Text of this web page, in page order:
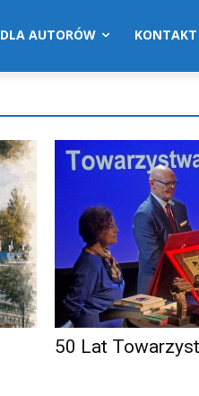
DLA AUTORÓW KONTAKT
50 Lat